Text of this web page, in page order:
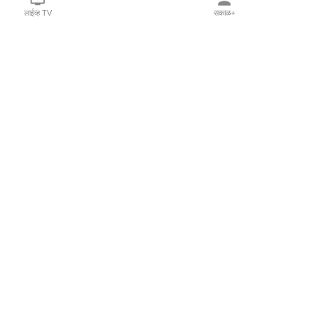
लाईव्ह TV सकाळ+